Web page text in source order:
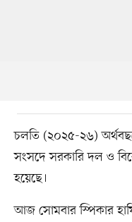
চলতি (২০২৫-২৬)
সংসদে সরকারি দল ও
হয়েছে।
আজ সোমবার স্পিকার